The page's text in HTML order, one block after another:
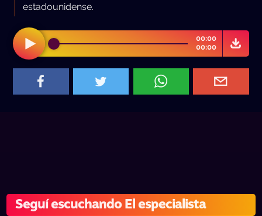
estadounidense.
00:00
00:00
Seguí escuchando El especialista